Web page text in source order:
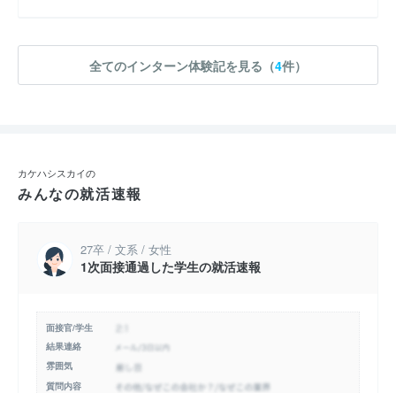
全てのインターン体験記を見る（4件）
カケハシスカイの
みんなの就活速報
27卒 / 文系 / 女性
1次面接通過した学生の就活速報
面接官/学生
結果連絡
雰囲気
質問内容